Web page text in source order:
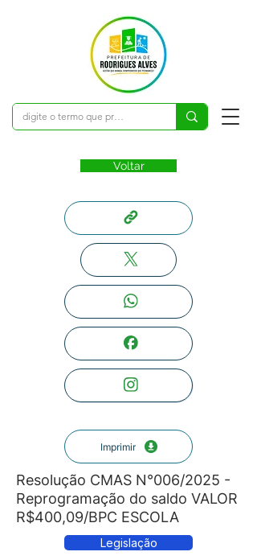
Voltar
Imprimir
Resolução CMAS N°006/2025 -
Reprogramação do saldo VALOR
R$400,09/BPC ESCOLA
Legislação